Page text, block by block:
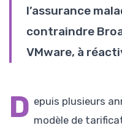
l’assurance
contraindre
VMware, à
D epuis plusieurs
modèle de